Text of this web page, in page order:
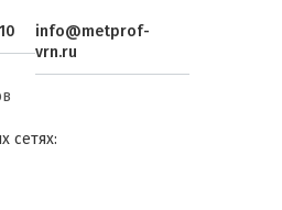
info@metprof-
vrn.ru
сетях: